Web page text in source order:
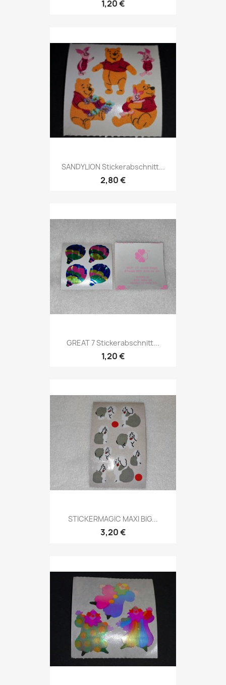
1,20 €
SANDYLION Stickerabschnitt...
2,80 €
GREAT 7 Stickerabschnitt...
1,20 €
STICKERMAGIC MAXI BIG...
3,20 €